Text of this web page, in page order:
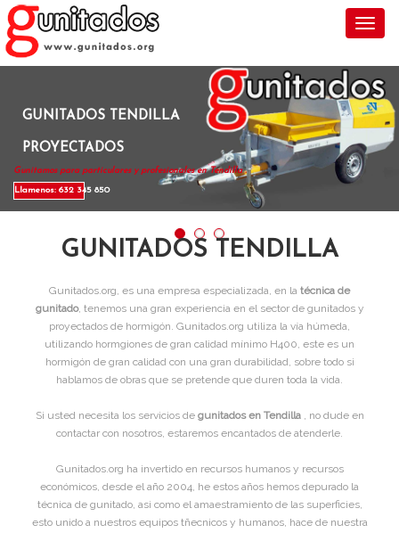
GUNITADOS TENDILLA
PROYECTADOS
Gunitamos para particulares y profesionales en Tendilla .
Llamenos: 632 345 850
GUNITADOS TENDILLA
Gunitados.org, es una empresa especializada, en la técnica de
gunitado, tenemos una gran experiencia en el sector de gunitados y
proyectados de hormigón. Gunitados.org utiliza la vía húmeda,
utilizando hormgiones de gran calidad mínimo H400, este es un
hormigón de gran calidad con una gran durabilidad, sobre todo si
hablamos de obras que se pretende que duren toda la vida.
Si usted necesita los servicios de gunitados en Tendilla , no dude en
contactar con nosotros, estaremos encantados de atenderle.
Gunitados.org ha invertido en recursos humanos y recursos
económicos, desde el año 2004, he estos años hemos depurado la
técnica de gunitado, asi como el amaestramiento de las superficies,
esto unido a nuestros equipos tñecnicos y humanos, hace de nuestra